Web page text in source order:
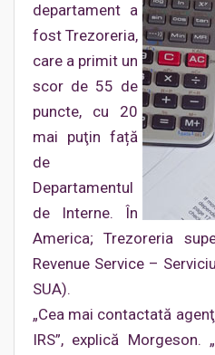
departament a
fost Trezoreria,
care a primit un
scor de 55 de
puncte, cu 20
mai puţin față
de
Departamentul
de Interne. În
America; Trezoreria
Revenue Service –
SUA).
„Cea mai contactată
IRS”, explică